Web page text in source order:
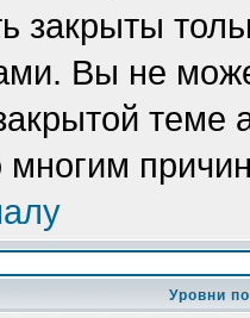
закрыты
Вы не
теме
многим
Уровни